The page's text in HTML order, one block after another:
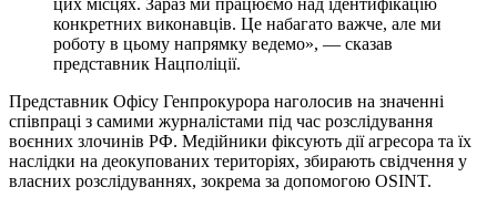
цих місцях. Зараз ми працюємо над ідентифікацію
конкретних виконавців. Це набагато важче, але ми
роботу в цьому напрямку ведемо», — сказав
представник Нацполіції.
Представник Офісу Генпрокурора наголосив на значенні
співпраці з самими журналістами під час розслідування
воєнних злочинів РФ. Медійники фіксують дії агресора та їх
наслідки на деокупованих територіях, збирають свідчення у
власних розслідуваннях, зокрема за допомогою OSINT.